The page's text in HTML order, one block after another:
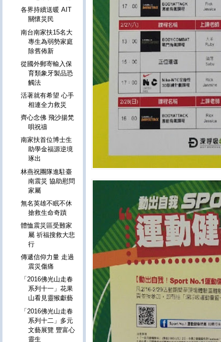
各界持續送暖 AIT
關懷災民
南台南家扶15名大
專生為弱勢家庭
除舊佈新
從國外郵寄輸入保
育類象牙製品恐
觸法
活著就有希望 心手
相連全力救災
齊心念佛 飛沙揚梵
唄祝禱
南家扶首位博士生
助學金福源逆境
琢出
林燕祝團隊進駐臺
南震災 協助慰問
家屬
無名英雄不眠不休
搶救生命奇蹟
體恤震災區受難家
屬 祈福搜救大悲
行
傳遞信仰力量 走過
震災傷痛
「2016佛光山走春
系列十一」花果
山看見靈猴獻藝
「2016佛光山走春
系列十二」多元
文藝展覽 豐富心
靈生